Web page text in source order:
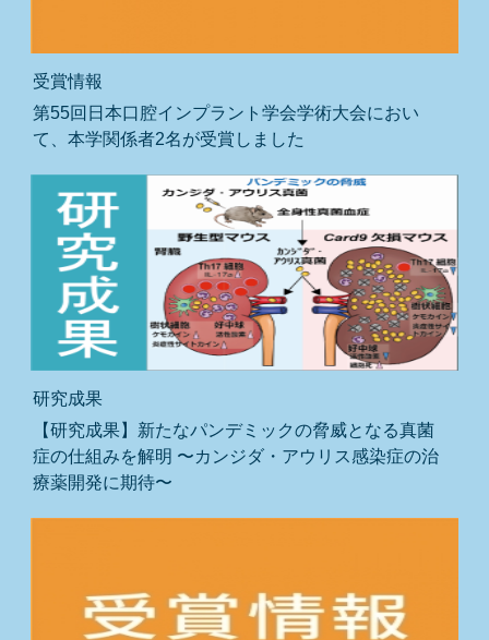
受賞情報
第55回日本口腔インプラント学会学術大会におい
て、本学関係者2名が受賞しました
研究成果
【研究成果】新たなパンデミックの脅威となる真菌
症の仕組みを解明 〜カンジダ・アウリス感染症の治
療薬開発に期待〜